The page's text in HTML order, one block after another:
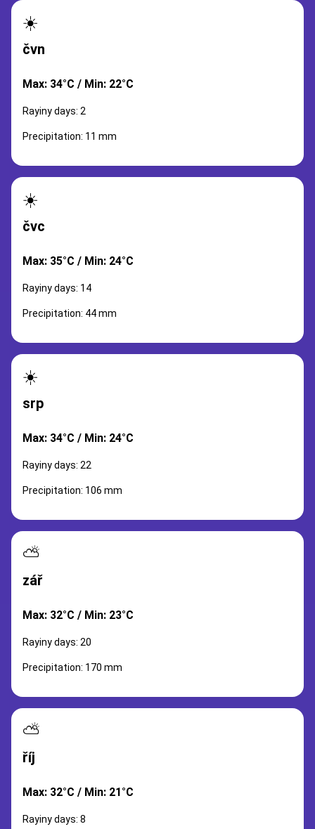
☀️
čvn
Max: 34°C / Min: 22°C
Rayiny days: 2
Precipitation: 11 mm
☀️
čvc
Max: 35°C / Min: 24°C
Rayiny days: 14
Precipitation: 44 mm
☀️
srp
Max: 34°C / Min: 24°C
Rayiny days: 22
Precipitation: 106 mm
⛅
zář
Max: 32°C / Min: 23°C
Rayiny days: 20
Precipitation: 170 mm
⛅
říj
Max: 32°C / Min: 21°C
Rayiny days: 8